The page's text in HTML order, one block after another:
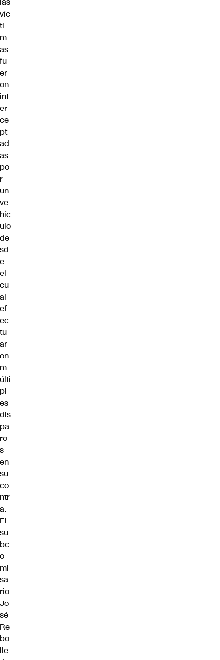
víc
ti
m
as
fu
er
on
int
er
ce
pt
ad
as
po
r
un
ve
híc
ulo
de
sd
e
el
cu
al
ef
ec
tu
ar
on
m
últi
pl
es
dis
pa
ro
s
en
su
co
ntr
a.
El
su
bc
o
mi
sa
rio
Jo
sé
Re
bo
lle